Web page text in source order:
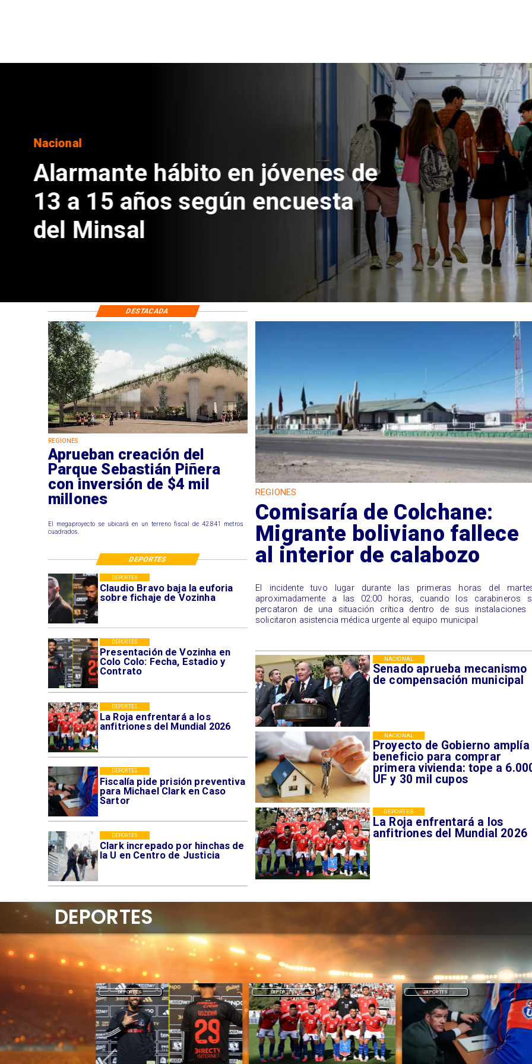
Regiones
Aprueban creación del Parque
Sebastián Piñera con inversión
de $4 mil millones
Claudio Bravo baja la euforia
sobre fichaje de Vozinha
DEPORTES
Presentación de Vozinha en
Colo Colo: Fecha, Estadio y
Contrato
DEPORTES
La Roja enfrentará a los
anfitriones del Mundial 2026
DEPORTES
Fiscalía pide prisión preventiva
para Michael Clark en Caso
Sartor
DEPORTES
Clark increpado por hinchas de
la U en Centro de Justicia
DEPORTES
Senado aprueba mecanismo
de compensación municipal
NACIONAL
Proyecto de Gobierno amplía
beneficio para comprar
primera vivienda: tope a
UF y 30 mil cupos
NACIONAL
La Roja enfrentará a los
anfitriones del Mundial 2026
DEPORTES
REGIONES
Aprueban creación del
Parque Sebastián Piñera
con inversión de $4 mil
millones
El megaproyecto se ubicará en un terreno fiscal de 42.841 metros
cuadrados.
REGIONES
Comisaría de Colchane:
Migrante boliviano fallece
al interior de calabozo
​El incidente tuvo lugar durante las primeras horas del
aproximadamente a las 02:00 horas, cuando los carabineros
percataron de una situación crítica dentro de sus instalaciones
solicitaron asistencia médica urgente al equipo municipal
DESTACADA
DEPORTES
DEPORTES DEPORTES DEPORTES
DEPORTES